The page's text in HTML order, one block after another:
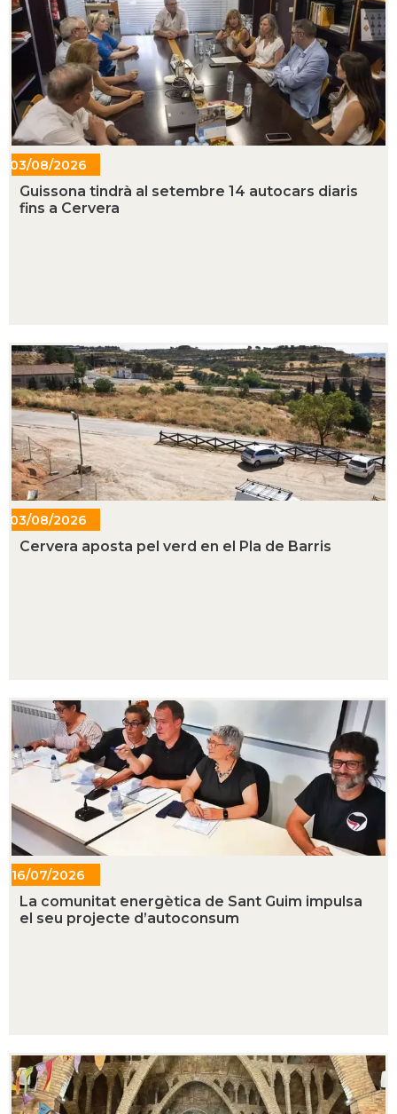
03/08/2026
- 13:44
Guissona tindrà al setembre 14 autocars diaris
fins a Cervera
03/08/2026
- 19:29
Cervera aposta pel verd en el Pla de Barris
16/07/2026
- 13:53
La comunitat energètica de Sant Guim impulsa
el seu projecte d’autoconsum